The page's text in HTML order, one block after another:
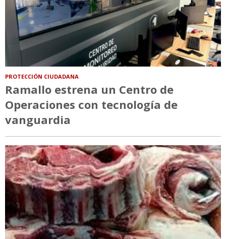
PROTECCIÓN CIUDADANA
Ramallo estrena un Centro de
Operaciones con tecnología de
vanguardia